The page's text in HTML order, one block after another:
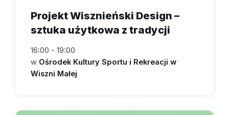
Projekt Wisznieński Design –
sztuka użytkowa z tradycji
16:00 - 19:00
w Ośrodek Kultury Sportu i Rekreacji w
Wiszni Małej